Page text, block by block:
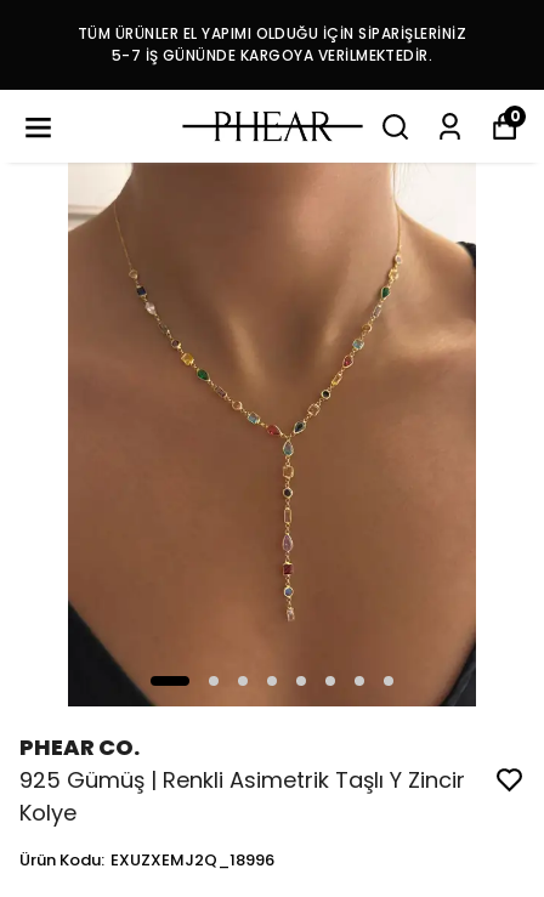
TÜM ÜRÜNLER EL YAPIMI OLDUĞU İÇİN SİPARİŞLERİNİZ
5-7 İŞ GÜNÜNDE KARGOYA VERİLMEKTEDİR.
0
PHEAR CO.
925 Gümüş | Renkli Asimetrik Taşlı Y Zincir
Kolye
Ürün Kodu: EXUZXEMJ2Q_18996